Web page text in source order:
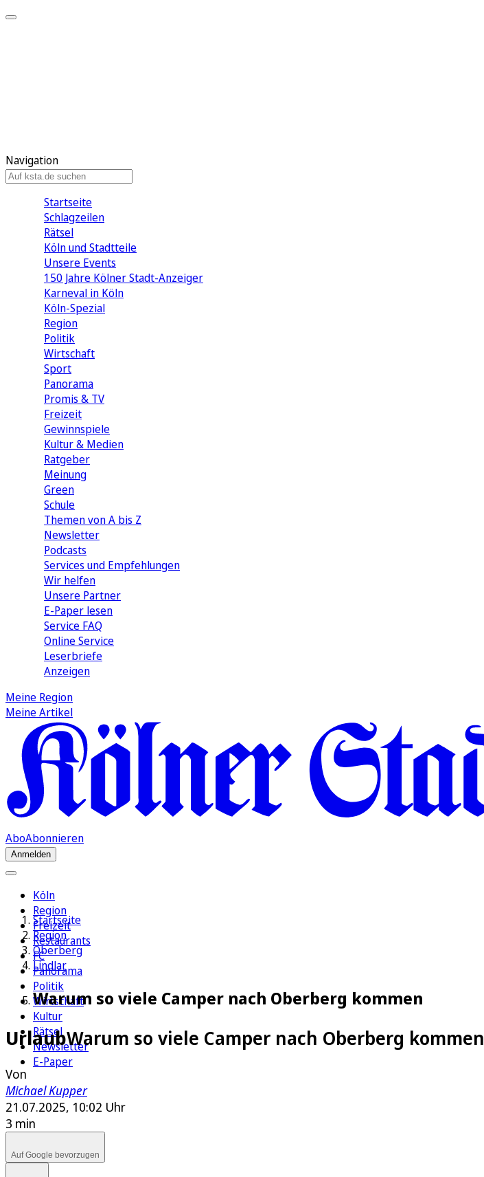
Navigation
Startseite
Schlagzeilen
Rätsel
Köln und Stadtteile
Unsere Events
150 Jahre Kölner Stadt-Anzeiger
Karneval in Köln
Köln-Spezial
Region
Politik
Wirtschaft
Sport
Panorama
Promis & TV
Freizeit
Gewinnspiele
Kultur & Medien
Ratgeber
Meinung
Green
Schule
Themen von A bis Z
Newsletter
Podcasts
Services und Empfehlungen
Wir helfen
Unsere Partner
E-Paper lesen
Service FAQ
Online Service
Leserbriefe
Anzeigen
Meine Region
Meine Artikel
AboAbonnieren
Anmelden
Köln
Region
Freizeit
Restaurants
FC
Panorama
Politik
Wirtschaft
Kultur
Rätsel
Newsletter
E-Paper
Startseite
Region
Oberberg
Lindlar
Warum so viele Camper nach Oberberg kommen
UrlaubWarum so viele Camper nach Oberberg kommen
Von
Michael Kupper
21.07.2025, 10:02 Uhr
3 min
Auf Google bevorzugen